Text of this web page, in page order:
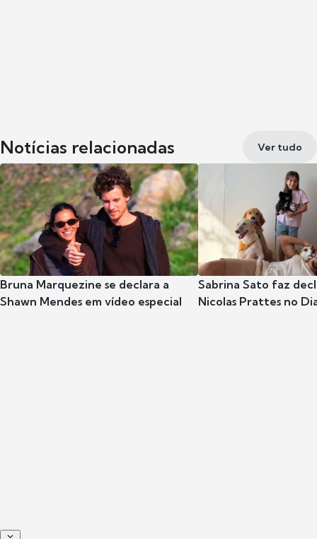
Notícias relacionadas Ver tudo
Bruna Marquezine se declara a
Shawn Mendes em vídeo especial
Sabrina Sato faz
Nicolas Prattes no